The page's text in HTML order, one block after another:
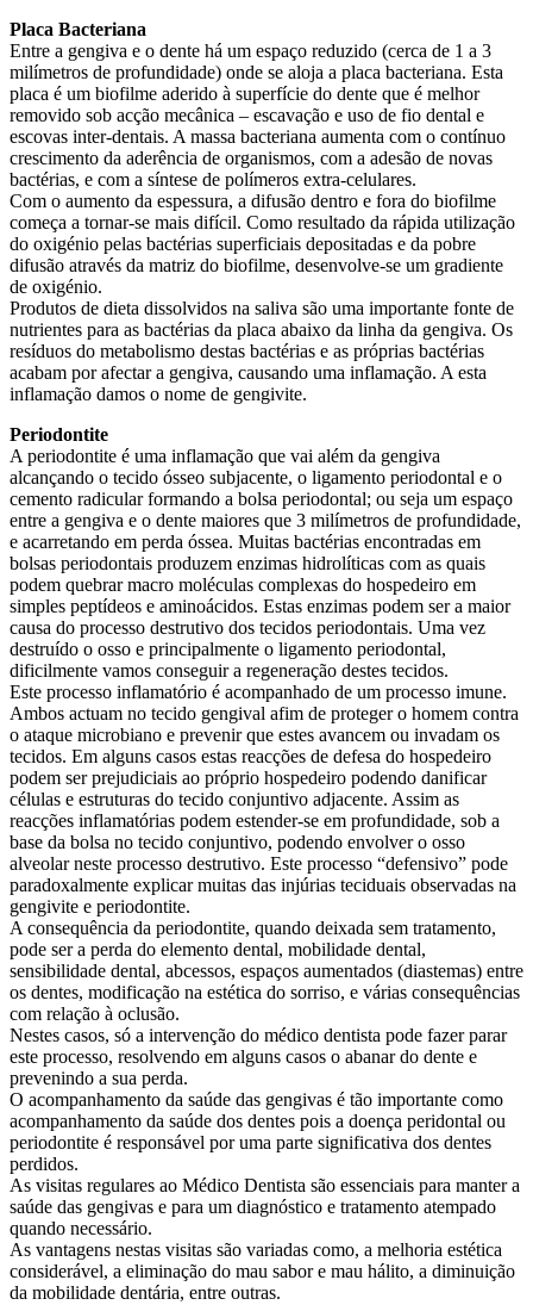
Placa Bacteriana
Entre a gengiva e o dente há um espaço reduzido (cerca de 1 a 3
milímetros de profundidade) onde se aloja a placa bacteriana. Esta
placa é um biofilme aderido à superfície do dente que é melhor
removido sob acção mecânica – escavação e uso de fio dental e
escovas inter-dentais. A massa bacteriana aumenta com o contínuo
crescimento da aderência de organismos, com a adesão de novas
bactérias, e com a síntese de polímeros extra-celulares.
Com o aumento da espessura, a difusão dentro e fora do biofilme
começa a tornar-se mais difícil. Como resultado da rápida utilização
do oxigénio pelas bactérias superficiais depositadas e da pobre
difusão através da matriz do biofilme, desenvolve-se um gradiente
de oxigénio.
Produtos de dieta dissolvidos na saliva são uma importante fonte de
nutrientes para as bactérias da placa abaixo da linha da gengiva. Os
resíduos do metabolismo destas bactérias e as próprias bactérias
acabam por afectar a gengiva, causando uma inflamação. A esta
inflamação damos o nome de gengivite.
Periodontite
A periodontite é uma inflamação que vai além da gengiva
alcançando o tecido ósseo subjacente, o ligamento periodontal e o
cemento radicular formando a bolsa periodontal; ou seja um espaço
entre a gengiva e o dente maiores que 3 milímetros de profundidade,
e acarretando em perda óssea. Muitas bactérias encontradas em
bolsas periodontais produzem enzimas hidrolíticas com as quais
podem quebrar macro moléculas complexas do hospedeiro em
simples peptídeos e aminoácidos. Estas enzimas podem ser a maior
causa do processo destrutivo dos tecidos periodontais. Uma vez
destruído o osso e principalmente o ligamento periodontal,
dificilmente vamos conseguir a regeneração destes tecidos.
Este processo inflamatório é acompanhado de um processo imune.
Ambos actuam no tecido gengival afim de proteger o homem contra
o ataque microbiano e prevenir que estes avancem ou invadam os
tecidos. Em alguns casos estas reacções de defesa do hospedeiro
podem ser prejudiciais ao próprio hospedeiro podendo danificar
células e estruturas do tecido conjuntivo adjacente. Assim as
reacções inflamatórias podem estender-se em profundidade, sob a
base da bolsa no tecido conjuntivo, podendo envolver o osso
alveolar neste processo destrutivo. Este processo “defensivo” pode
paradoxalmente explicar muitas das injúrias teciduais observadas na
gengivite e periodontite.
A consequência da periodontite, quando deixada sem tratamento,
pode ser a perda do elemento dental, mobilidade dental,
sensibilidade dental, abcessos, espaços aumentados (diastemas) entre
os dentes, modificação na estética do sorriso, e várias consequências
com relação à oclusão.
Nestes casos, só a intervenção do médico dentista pode fazer parar
este processo, resolvendo em alguns casos o abanar do dente e
prevenindo a sua perda.
O acompanhamento da saúde das gengivas é tão importante como
acompanhamento da saúde dos dentes pois a doença peridontal ou
periodontite é responsável por uma parte significativa dos dentes
perdidos.
As visitas regulares ao Médico Dentista são essenciais para manter a
saúde das gengivas e para um diagnóstico e tratamento atempado
quando necessário.
As vantagens nestas visitas são variadas como, a melhoria estética
considerável, a eliminação do mau sabor e mau hálito, a diminuição
da mobilidade dentária, entre outras.